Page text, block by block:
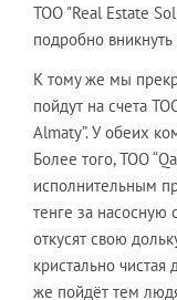
ТОО "Real Estate
подробно вникнуть
К тому же мы
пойдут на счета
Almaty”. У обеих
Более того, ТОО
исполнительным
тенге за насосную
откусят свою
кристально чистая
же пойдёт тем